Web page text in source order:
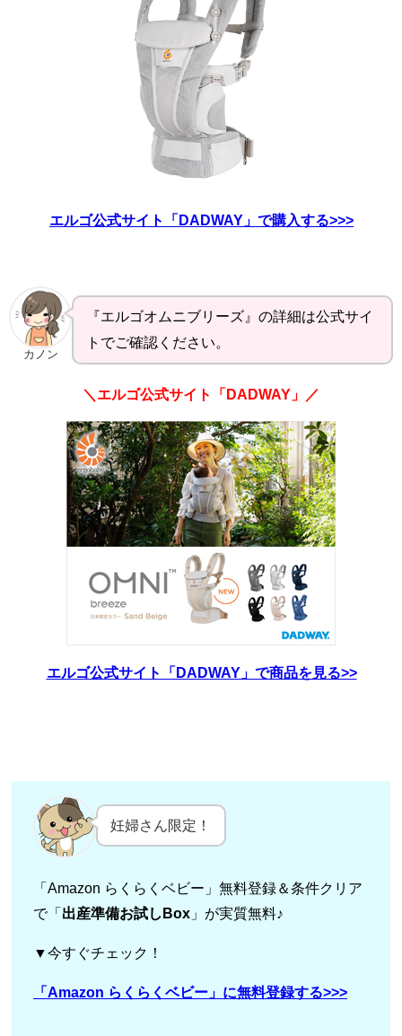
エルゴ公式サイト「DADWAY」で購入する>>>
カノン
『エルゴオムニブリーズ』の詳細は公式サイ
トでご確認ください。
＼エルゴ公式サイト「DADWAY」／
エルゴ公式サイト「DADWAY」で商品を見る>>
妊婦さん限定！
「Amazon らくらくベビー」無料登録＆条件クリア
で「 出産準備お試しBox 」が実質無料♪
▼今すぐチェック！
「Amazon らくらくベビー」に無料登録する>>>